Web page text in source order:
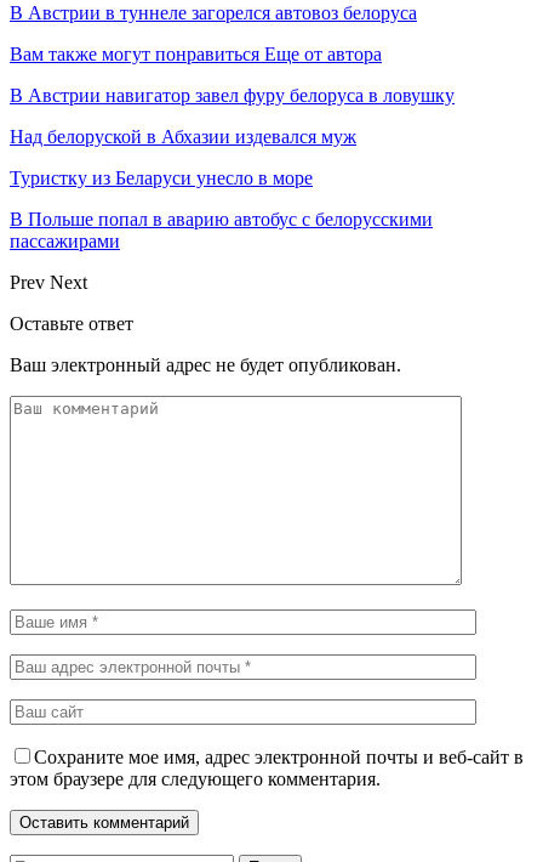
В Австрии в туннеле загорелся автовоз белоруса
Вам также могут понравиться Еще от автора
В Австрии навигатор завел фуру белоруса в ловушку
Над белоруской в Абхазии издевался муж
Туристку из Беларуси унесло в море
В Польше попал в аварию автобус с белорусскими
пассажирами
Prev Next
Оставьте ответ
Ваш электронный адрес не будет опубликован.
Сохраните мое имя, адрес электронной почты и веб-сайт в
этом браузере для следующего комментария.